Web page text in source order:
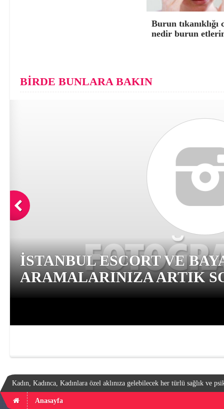
Burun tıkanıklığı
nedir burun
BİRDE BUNLARA BAKIN
İSTANBUL ESCORT VE
ARAMALARINIZA ARTIK
Kadın, Kadınca, Kadınlara özel aklınıza gelebilecek her türlü sağlık ve
Anasayfa